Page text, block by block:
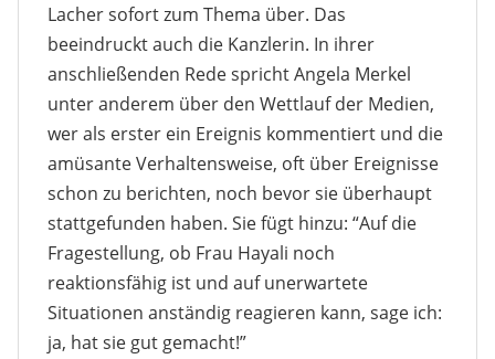
Lacher sofort zum Thema über. Das
beeindruckt auch die Kanzlerin. In ihrer
anschließenden Rede spricht Angela Merkel
unter anderem über den Wettlauf der Medien,
wer als erster ein Ereignis kommentiert und die
amüsante Verhaltensweise, oft über Ereignisse
schon zu berichten, noch bevor sie überhaupt
stattgefunden haben. Sie fügt hinzu: “Auf die
Fragestellung, ob Frau Hayali noch
reaktionsfähig ist und auf unerwartete
Situationen anständig reagieren kann, sage ich:
ja, hat sie gut gemacht!”